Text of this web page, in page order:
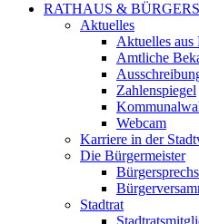
RATHAUS &
Aktuelles
Aktuelles aus
Amtliche
Zahlenspiegel
Webcam
Karriere in der
Die Bürgermeister
Stadtrat